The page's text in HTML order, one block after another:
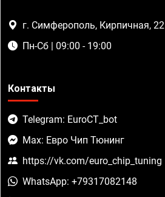
г. Симферополь, Кирпичная, 22
Пн-Сб | 09:00 - 19:00
Контакты
Telegram: EuroCT_bot
Max: Евро Чип Тюнинг
https://vk.com/euro_chip_tuning
WhatsApp: +79317082148